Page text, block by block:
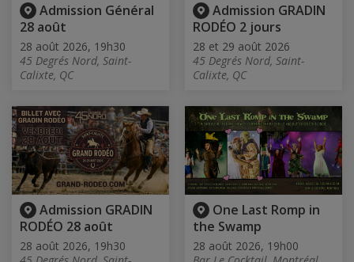
Admission Général
28 août
28 août 2026, 19h30
45 Degrés Nord, Saint-
Calixte, QC
Admission GRADIN
RODÉO 2 jours
28 et 29 août 2026
45 Degrés Nord, Saint-
Calixte, QC
Admission GRADIN
RODÉO 28 août
28 août 2026, 19h30
One Last Romp in
the Swamp
28 août 2026, 19h00